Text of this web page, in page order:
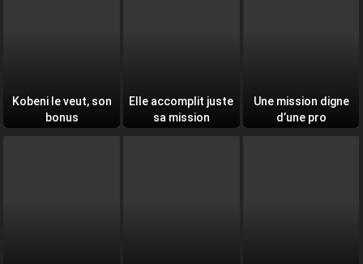
Kobeni le veut, son
bonus
Elle accomplit juste
sa mission
Une mission digne
d’une pro